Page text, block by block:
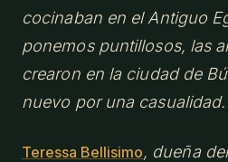
cocinaban en el Antiguo
ponemos puntillosos, las
crearon en la ciudad de
nuevo por una casualidad.
Teressa Bellisimo, dueña